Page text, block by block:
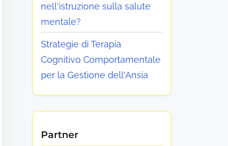
nell'istruzione sulla salute
mentale?
Strategie di Terapia
Cognitivo Comportamentale
per la Gestione dell'Ansia
Partner